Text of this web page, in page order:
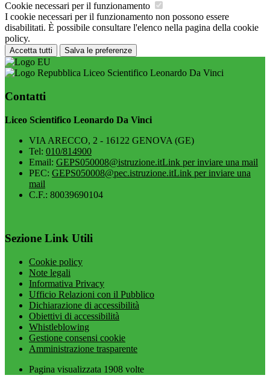
Cookie necessari per il funzionamento
I cookie necessari per il funzionamento non possono essere
disabilitati. È possibile consultare l'elenco nella pagina della cookie
policy.
Accetta tutti Salva le preferenze
Liceo Scientifico Leonardo Da Vinci
Contatti
Liceo Scientifico Leonardo Da Vinci
VIA ARECCO, 2 - 16122 GENOVA (GE)
Tel: 010/814900
Email: GEPS050008@istruzione.itLink per inviare una mail
PEC: GEPS050008@pec.istruzione.itLink per inviare una
mail
C.F.: 80039690104
Sezione Link Utili
Cookie policy
Note legali
Informativa Privacy
Ufficio Relazioni con il Pubblico
Dichiarazione di accessibilità
Obiettivi di accessibilità
Whistleblowing
Gestione consensi cookie
Amministrazione trasparente
Pagina visualizzata 1908 volte